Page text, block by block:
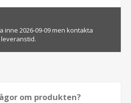
inne 2026-09-09 men kontakta
om produkten?